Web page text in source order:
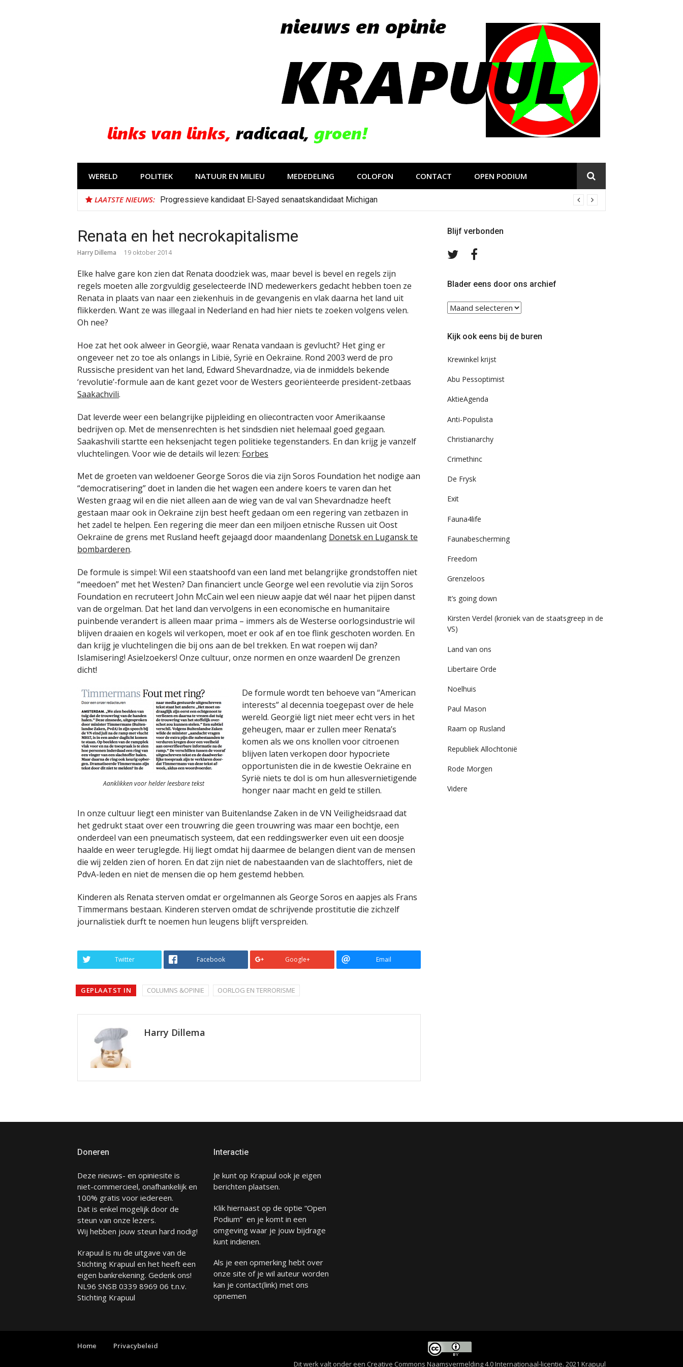
WERELD POLITIEK NATUUR EN MILIEU MEDEDELING COLOFON CONTACT OPEN PODIUM
LAATSTE NIEUWS: Progressieve kandidaat El-Sayed senaatskandidaat Michigan
Renata en het necrokapitalisme
Harry Dillema 19 oktober 2014
Elke halve gare kon zien dat Renata doodziek was, maar bevel is bevel en regels zijn
regels moeten alle zorgvuldig geselecteerde IND medewerkers gedacht hebben toen ze
Renata in plaats van naar een ziekenhuis in de gevangenis en vlak daarna het land uit
flikkerden. Want ze was illegaal in Nederland en had hier niets te zoeken volgens velen.
Oh nee?
Hoe zat het ook alweer in Georgië, waar Renata vandaan is gevlucht? Het ging er
ongeveer net zo toe als onlangs in Libië, Syrië en Oekraïne. Rond 2003 werd de pro
Russische president van het land, Edward Shevardnadze, via de inmiddels bekende
‘revolutie’-formule aan de kant gezet voor de Westers georiënteerde president-zetbaas
Saakachvili.
Dat leverde weer een belangrijke pijpleiding en oliecontracten voor Amerikaanse
bedrijven op. Met de mensenrechten is het sindsdien niet helemaal goed gegaan.
Saakashvili startte een heksenjacht tegen politieke tegenstanders. En dan krijg je vanzelf
vluchtelingen. Voor wie de details wil lezen: Forbes
Met de groeten van weldoener George Soros die via zijn Soros Foundation het nodige aan
“democratisering” doet in landen die het wagen een andere koers te varen dan het
Westen graag wil en die niet alleen aan de wieg van de val van Shevardnadze heeft
gestaan maar ook in Oekraïne zijn best heeft gedaan om een regering van zetbazen in
het zadel te helpen. Een regering die meer dan een miljoen etnische Russen uit Oost
Oekraïne de grens met Rusland heeft gejaagd door maandenlang Donetsk en Lugansk te
bombarderen.
De formule is simpel: Wil een staatshoofd van een land met belangrijke grondstoffen niet
“meedoen” met het Westen? Dan financiert uncle George wel een revolutie via zijn Soros
Foundation en recruteert John McCain wel een nieuw aapje dat wél naar het pijpen danst
van de orgelman. Dat het land dan vervolgens in een economische en humanitaire
puinbende verandert is alleen maar prima – immers als de Westerse oorlogsindustrie wil
blijven draaien en kogels wil verkopen, moet er ook af en toe flink geschoten worden. En
dan krijg je vluchtelingen die bij ons aan de bel trekken. En wat roepen wij dan?
Islamisering! Asielzoekers! Onze cultuur, onze normen en onze waarden! De grenzen
dicht!
Aanklikken voor helder leesbare tekst
De formule wordt ten behoeve van “American
interests” al decennia toegepast over de hele
wereld. Georgië ligt niet meer echt vers in het
geheugen, maar er zullen meer Renata’s
komen als we ons knollen voor citroenen
blijven laten verkopen door hypocriete
opportunisten die in de kwestie Oekraïne en
Syrië niets te dol is om hun allesvernietigende
honger naar macht en geld te stillen.
In onze cultuur liegt een minister van Buitenlandse Zaken in de VN Veiligheidsraad dat
het gedrukt staat over een trouwring die geen trouwring was maar een bochtje, een
onderdeel van een pneumatisch systeem, dat een reddingswerker even uit een doosje
haalde en weer teruglegde. Hij liegt omdat hij daarmee de belangen dient van de mensen
die wij zelden zien of horen. En dat zijn niet de nabestaanden van de slachtoffers, niet de
PdvA-leden en niet de mensen die op hem gestemd hebben.
Kinderen als Renata sterven omdat er orgelmannen als George Soros en aapjes als Frans
Timmermans bestaan. Kinderen sterven omdat de schrijvende prostitutie die zichzelf
journalistiek durft te noemen hun leugens blijft verspreiden.
Twitter Facebook Google+ Email
GEPLAATST IN COLUMNS &OPINIE OORLOG EN TERRORISME
Harry Dillema
Blijf verbonden
Volg
TwitterFacebook
Blader eens door ons archief
Blader
eens
ons
Kijk ook eens bij de buren
Krewinkel krijst
Abu Pessoptimist
AktieAgenda
Anti-Populista
Christianarchy
Crimethinc
De Frysk
Exit
Fauna4life
Faunabescherming
Freedom
Grenzeloos
It’s going down
Kirsten Verdel (kroniek van de staatsgreep in de
VS)
Land van ons
Libertaire Orde
Noelhuis
Paul Mason
Raam op Rusland
Republiek Allochtonië
Rode Morgen
Videre
Doneren
Deze nieuws- en opiniesite is
niet-commercieel, onafhankelijk en
100% gratis voor iedereen.
Dat is enkel mogelijk door de
steun van onze lezers.
Wij hebben jouw steun hard nodig!
Krapuul is nu de uitgave van de
Stichting Krapuul en het heeft een
eigen bankrekening. Gedenk ons!
NL96 SNSB 0339 8969 06 t.n.v.
Stichting Krapuul
Interactie
Je kunt op Krapuul ook je eigen
berichten plaatsen.
Klik hiernaast op de optie “Open
Podium” en je komt in een
omgeving waar je jouw bijdrage
kunt indienen.
Als je een opmerking hebt over
onze site of je wil auteur worden
kan je contact(link) met ons
opnemen
Home
Privacybeleid
Dit werk valt onder een Creative Commons Naamsvermelding 4.0 Internationaal-licentie. 2021 Krapuul